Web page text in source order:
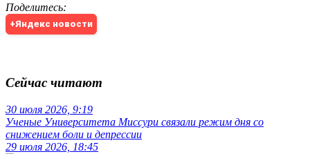
Поделитесь:
+Яндекс новости
Сейчас читают
30 июля 2026, 9:19
Ученые Университета Миссури связали режим дня со
снижением боли и депрессии
29 июля 2026, 18:45